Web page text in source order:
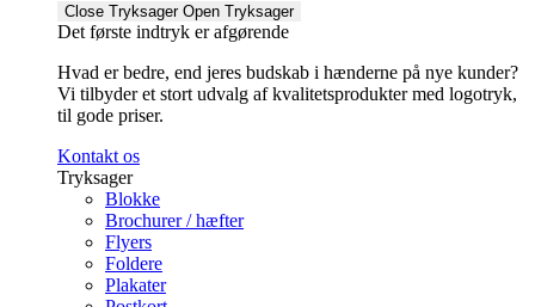
Close Tryksager Open Tryksager
Det første indtryk er afgørende
Hvad er bedre, end jeres budskab i hænderne på nye kunder?
Vi tilbyder et stort udvalg af kvalitetsprodukter med logotryk,
til gode priser.
Kontakt os
Tryksager
Blokke
Brochurer / hæfter
Flyers
Foldere
Plakater